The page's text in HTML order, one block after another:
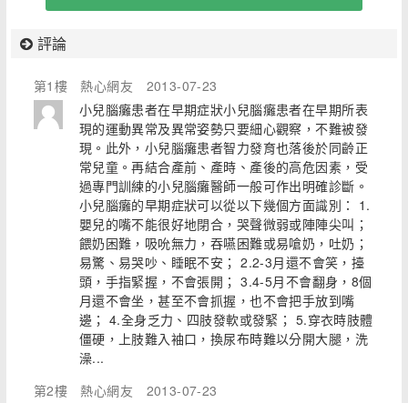
評論
第1樓 熱心網友
2013-07-23
小兒腦癱患者在早期症狀小兒腦癱患者在早期所表
現的運動異常及異常姿勢只要細心觀察，不難被發
現。此外，小兒腦癱患者智力發育也落後於同齡正
常兒童。再結合產前、產時、產後的高危因素，受
過專門訓練的小兒腦癱醫師一般可作出明確診斷。
小兒腦癱的早期症狀可以從以下幾個方面識別： 1.
嬰兒的嘴不能很好地閉合，哭聲微弱或陣陣尖叫；
餵奶困難，吸吮無力，吞嚥困難或易嗆奶，吐奶；
易驚、易哭吵、睡眠不安； 2.2-3月還不會笑，擡
頭，手指緊握，不會張開； 3.4-5月不會翻身，8個
月還不會坐，甚至不會抓握，也不會把手放到嘴
邊； 4.全身乏力、四肢發軟或發緊； 5.穿衣時肢體
僵硬，上肢難入袖口，換尿布時難以分開大腿，洗
澡...
第2樓
熱心網友
2013-07-23